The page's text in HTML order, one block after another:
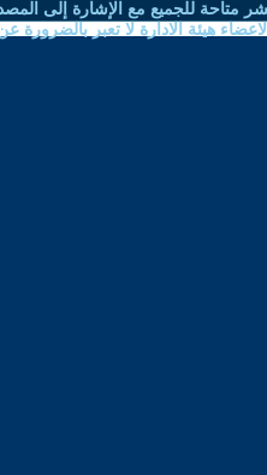
متاحة للجميع مع الإشارة إلى
هيئة الادارة لا تعبر بالضرورة